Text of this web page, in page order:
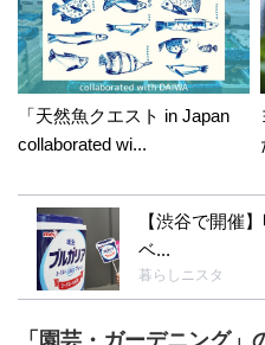
「天然魚クエスト in Japan
collaborated wi...
【渋谷で開催
ベ...
暮らしニスタ
「園芸・ガーデニング」